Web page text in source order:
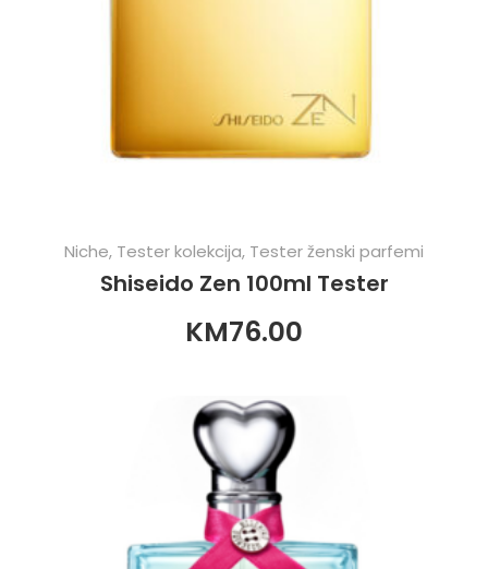
Niche, Tester kolekcija, Tester ženski parfemi
Shiseido Zen 100ml Tester
KM76.00